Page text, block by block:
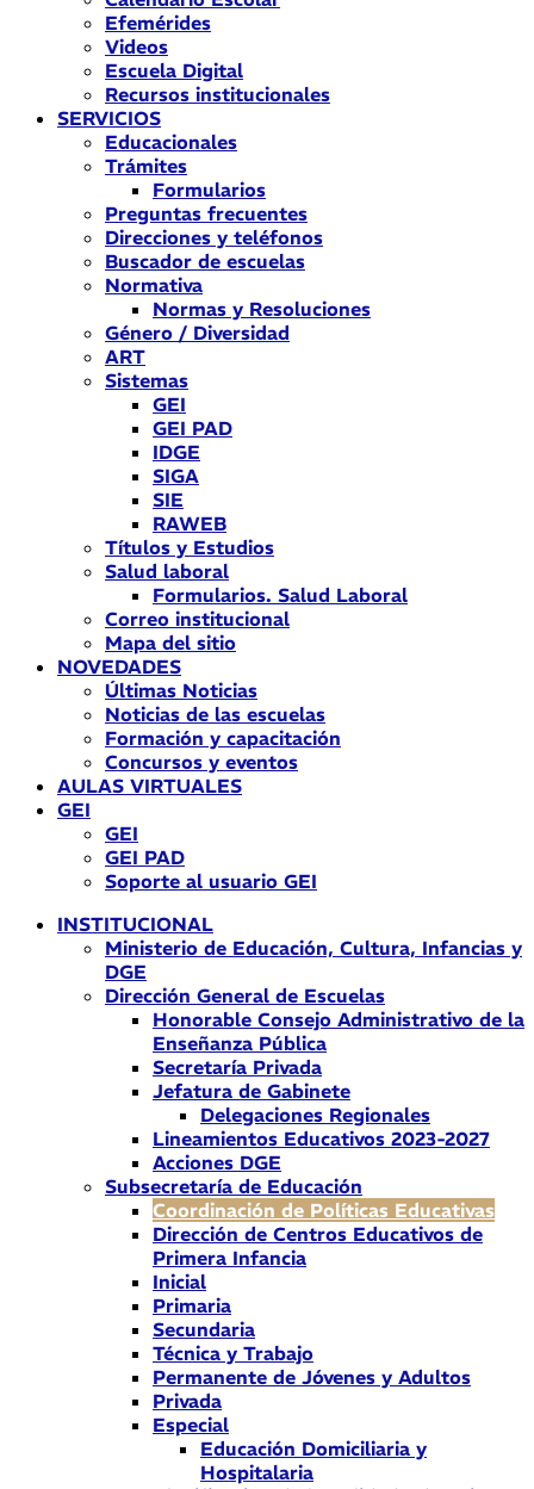
Efemérides
Videos
Escuela Digital
Recursos institucionales
SERVICIOS
Educacionales
Trámites
Formularios
Preguntas frecuentes
Direcciones y teléfonos
Buscador de escuelas
Normativa
Normas y Resoluciones
Género / Diversidad
ART
Sistemas
GEI
GEI PAD
IDGE
SIGA
SIE
RAWEB
Títulos y Estudios
Salud laboral
Formularios. Salud Laboral
Correo institucional
Mapa del sitio
NOVEDADES
Últimas Noticias
Noticias de las escuelas
Formación y capacitación
Concursos y eventos
AULAS VIRTUALES
GEI
GEI
GEI PAD
Soporte al usuario GEI
INSTITUCIONAL
Ministerio de Educación, Cultura, Infancias y
DGE
Dirección General de Escuelas
Honorable Consejo Administrativo de la
Enseñanza Pública
Secretaría Privada
Jefatura de Gabinete
Delegaciones Regionales
Lineamientos Educativos 2023-2027
Acciones DGE
Subsecretaría de Educación
Coordinación de Políticas Educativas
Dirección de Centros Educativos de
Primera Infancia
Inicial
Primaria
Secundaria
Técnica y Trabajo
Permanente de Jóvenes y Adultos
Privada
Especial
Educación Domiciliaria y
Hospitalaria